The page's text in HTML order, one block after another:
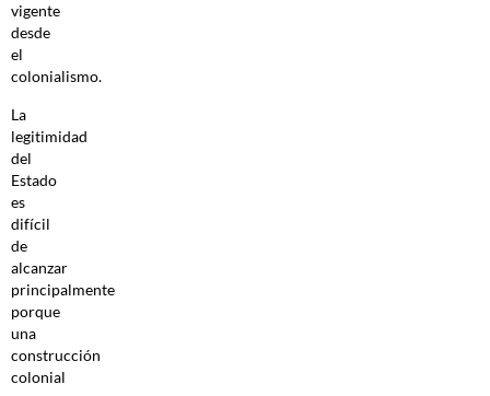
vigente
desde
el
colonialismo.
La
legitimidad
del
Estado
es
difícil
de
alcanzar
principalmente
porque
una
construcción
colonial